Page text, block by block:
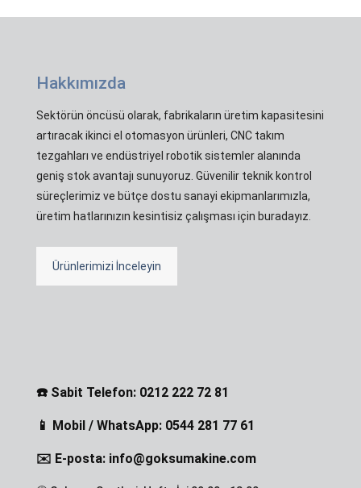
Hakkımızda
Sektörün öncüsü olarak, fabrikaların üretim kapasitesini
artıracak ikinci el otomasyon ürünleri, CNC takım
tezgahları ve endüstriyel robotik sistemler alanında
geniş stok avantajı sunuyoruz. Güvenilir teknik kontrol
süreçlerimiz ve bütçe dostu sanayi ekipmanlarımızla,
üretim hatlarınızın kesintisiz çalışması için buradayız.
Ürünlerimizi İnceleyin
☎️ Sabit Telefon: 0212 222 72 81
📱 Mobil / WhatsApp: 0544 281 77 61
✉️ E-posta: info@goksumakine.com